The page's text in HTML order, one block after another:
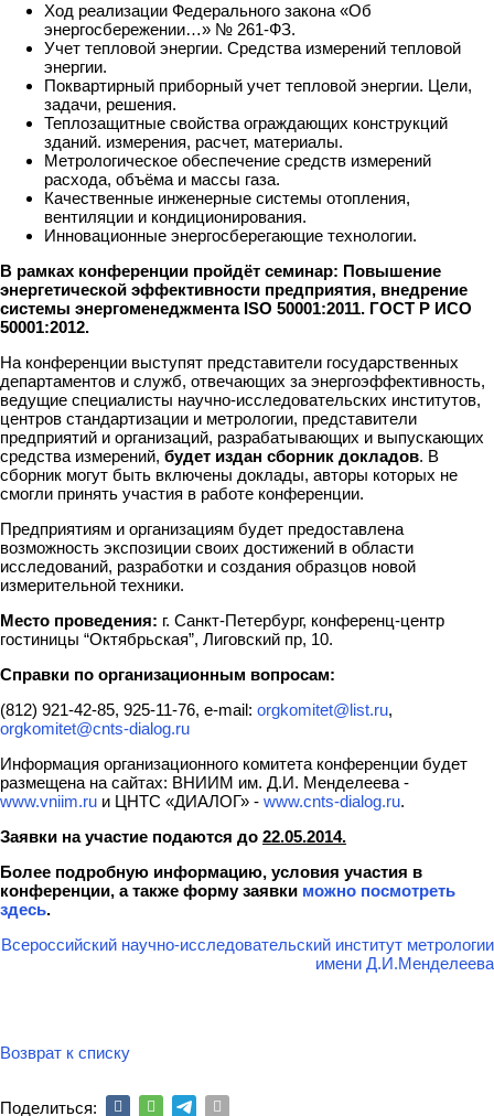
Ход реализации Федерального закона «Об
энергосбережении…» № 261-ФЗ.
Учет тепловой энергии. Средства измерений тепловой
энергии.
Поквартирный приборный учет тепловой энергии. Цели,
задачи, решения.
Теплозащитные свойства ограждающих конструкций
зданий. измерения, расчет, материалы.
Метрологическое обеспечение средств измерений
расхода, объёма и массы газа.
Качественные инженерные системы отопления,
вентиляции и кондиционирования.
Инновационные энергосберегающие технологии.
В рамках конференции пройдёт семинар: Повышение
энергетической эффективности предприятия, внедрение
системы энергоменеджмента ISO 50001:2011. ГОСТ Р ИСО
50001:2012.
На конференции выступят представители государственных
департаментов и служб, отвечающих за энергоэффективность,
ведущие специалисты научно-исследовательских институтов,
центров стандартизации и метрологии, представители
предприятий и организаций, разрабатывающих и выпускающих
средства измерений, будет издан сборник докладов. В
сборник могут быть включены доклады, авторы которых не
смогли принять участия в работе конференции.
Предприятиям и организациям будет предоставлена
возможность экспозиции своих достижений в области
исследований, разработки и создания образцов новой
измерительной техники.
Место проведения: г. Санкт-Петербург, конференц-центр
гостиницы “Октябрьская”, Лиговский пр, 10.
Справки по организационным вопросам:
(812) 921-42-85, 925-11-76, е-mail: orgkomitet@list.ru,
orgkomitet@cnts-dialog.ru
Информация организационного комитета конференции будет
размещена на сайтах: ВНИИМ им. Д.И. Менделеева -
www.vniim.ru и ЦНТС «ДИАЛОГ» - www.cnts-dialog.ru.
Заявки на участие подаются до 22.05.2014.
Более подробную информацию, условия участия в
конференции, а также форму заявки можно посмотреть
здесь.
Всероссийский научно-исследовательский институт метрологии
имени Д.И.Менделеева
Возврат к списку
Поделиться: